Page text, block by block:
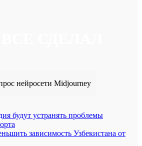
нейросети Midjourney
будут устранять проблемы
зависимость Узбекистана от